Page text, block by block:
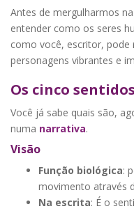
Antes de mergulharmos
entender como os seres
como você, escritor, pode
personagens vibrantes e
Os cinco
Você já sabe quais são,
numa narrativa.
Visão
Função biológica:
movimento através
Na escrita: É o